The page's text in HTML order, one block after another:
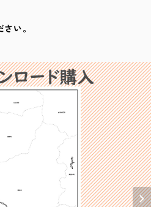
い。